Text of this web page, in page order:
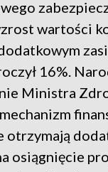
wartości
16%.
Ministra
otrzymają
osiągnięcie